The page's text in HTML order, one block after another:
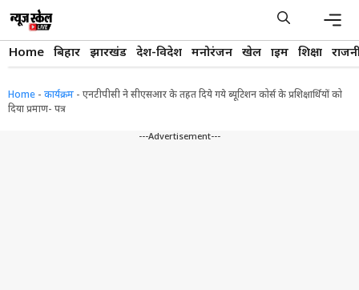
content
Home बिहार झारखंड देश-विदेश मनोरंजन खेल क्राइम शिक्षा
Home - कार्यक्रम - एनटीपीसी ने सीएसआर के तहत दिये गये ब्यूटिशन कोर्स के प्रशिक्षार्थियों को
दिया प्रमाण- पत्र
---Advertisement---